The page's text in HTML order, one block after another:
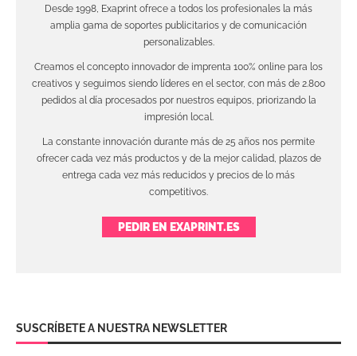
Desde 1998, Exaprint ofrece a todos los profesionales la más
amplia gama de soportes publicitarios y de comunicación
personalizables.
Creamos el concepto innovador de imprenta 100% online para los
creativos y seguimos siendo líderes en el sector, con más de 2.800
pedidos al día procesados por nuestros equipos, priorizando la
impresión local.
La constante innovación durante más de 25 años nos permite
ofrecer cada vez más productos y de la mejor calidad, plazos de
entrega cada vez más reducidos y precios de lo más
competitivos.
PEDIR EN EXAPRINT.ES
SUSCRÍBETE A NUESTRA NEWSLETTER